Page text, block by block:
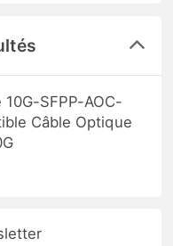
SFPP-AOC-
Câble Optique